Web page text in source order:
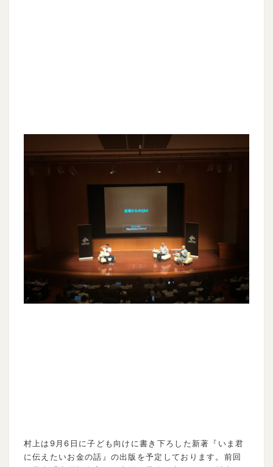
村上は9月6日に子ども向けに書き下ろした新著『いま君
に伝えたいお金の話』の出版を予定しております。前回